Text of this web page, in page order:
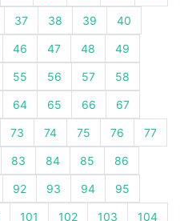
37 38 39 40
46 47 48 49
55 56 57 58
64 65 66 67
73 74 75 76 77
83 84 85 86
92 93 94 95
101 102 103 104